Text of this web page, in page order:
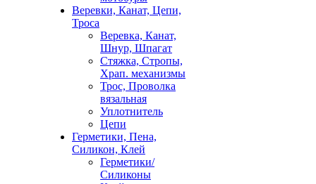
Веревки, Канат, Цепи,
Троса
Веревка, Канат,
Шнур, Шпагат
Стяжка, Стропы,
Храп. механизмы
Трос, Проволка
вязальная
Уплотнитель
Цепи
Герметики, Пена,
Силикон, Клей
Герметики/
Силиконы